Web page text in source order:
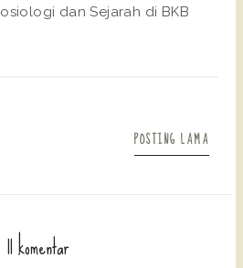
dan Sejarah di BKB
POSTING LAMA
11 komentar